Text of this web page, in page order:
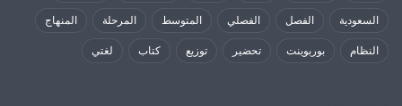
السعودية الفصل الفصلي المتوسط المرحلة المنهاج
النظام بوربوينت تحضير توزيع كتاب لغتي